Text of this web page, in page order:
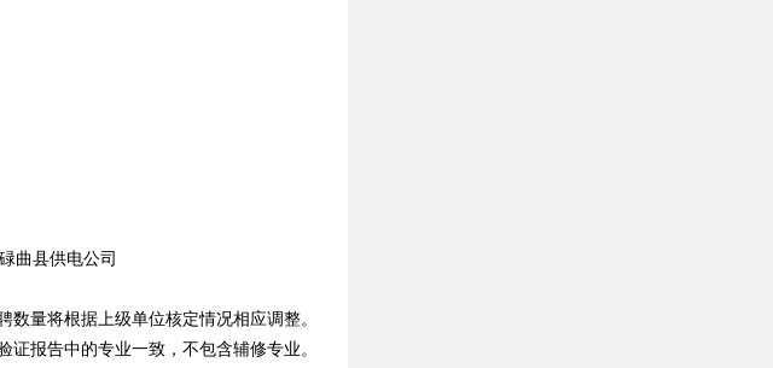
曲县供电公司
量将根据上级单位核定情况相应调整。
报告中的专业一致，不包含辅修专业。